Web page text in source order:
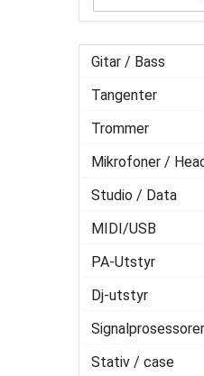
Gitar / Bass
Tangenter
Trommer
Mikrofoner /
Studio / Data
MIDI/USB
PA-Utstyr
Dj-utstyr
Signalprosessorer
Stativ / case